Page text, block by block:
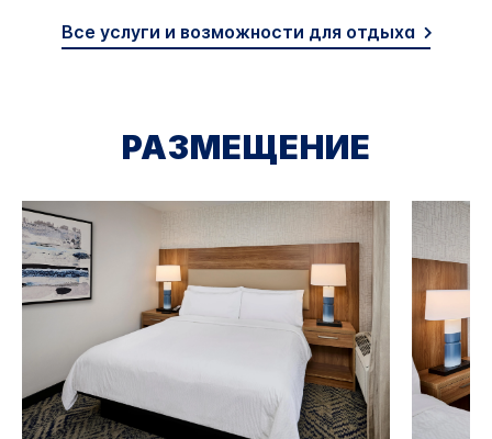
Все услуги и возможности для отдыха
РАЗМЕЩЕНИЕ